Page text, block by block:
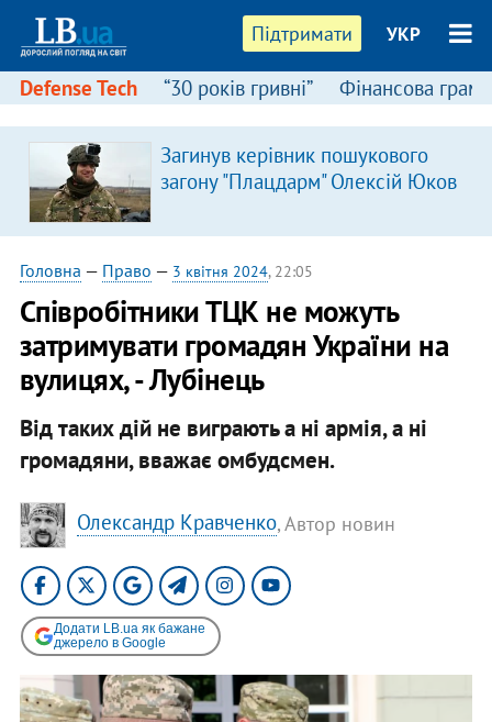
Підтримати УКР
Defense Tech “30 років гривні” Фінансова
Загинув керівник пошукового
загону "Плацдарм" Олексій Юков
Головна — Право — 3 квітня 2024, 22:05
Співробітники ТЦК не можуть
затримувати громадян України на
вулицях, - Лубінець
Від таких дій не виграють а ні армія, а ні
громадяни, вважає омбудсмен.
Олександр Кравченко, Автор новин
Додати LB.ua як бажане
джерело в Google